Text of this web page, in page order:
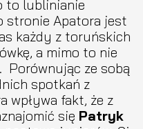
to lublinianie
stronie Apatora jest
każdy z toruńskich
a mimo to nie
Porównując ze sobą
spotkań z
wpływa fakt, że z
się Patryk